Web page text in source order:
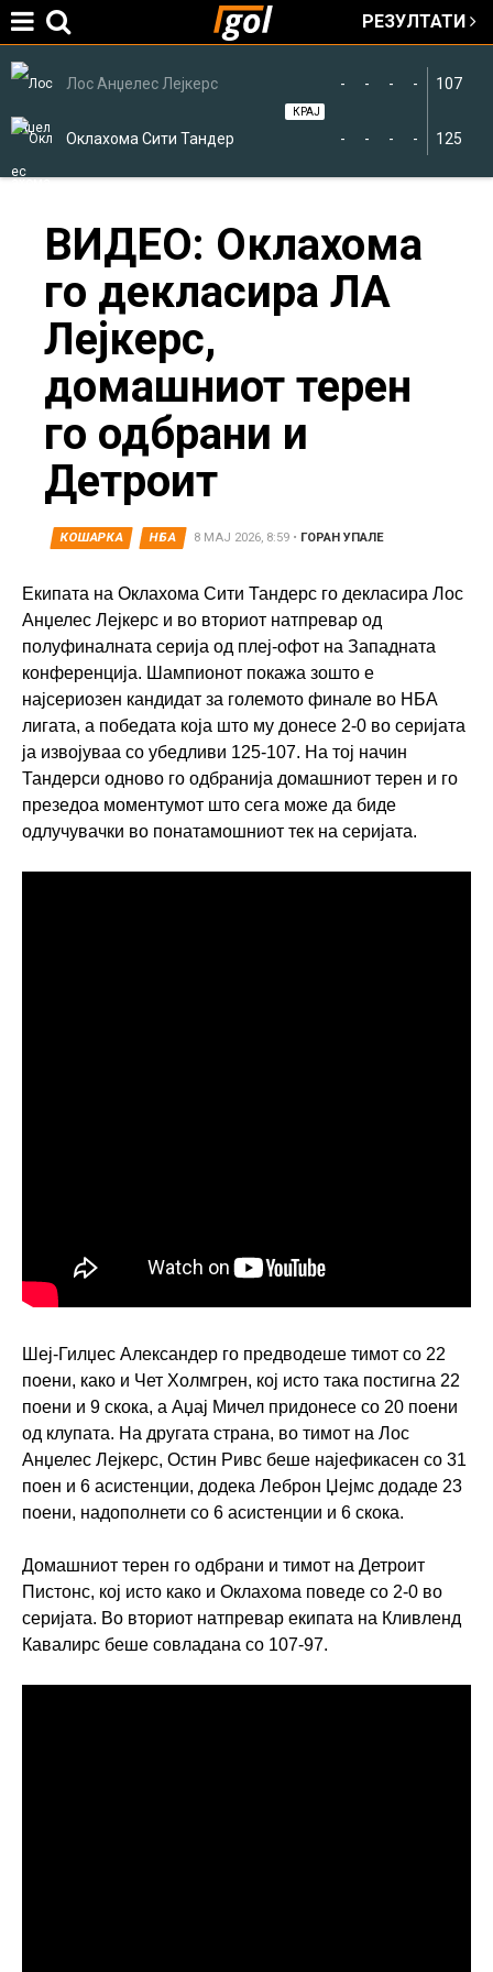
РЕЗУЛТАТИ
Лос Анџелес Лејкерс
Оклахома Сити Тандер
107
125
-
-
-
-
-
-
-
-
КРАЈ
here
ВИДЕО: Оклахома
го декласира ЛА
Лејкерс,
домашниот терен
го одбрани и
Детроит
КОШАРКА НБА 8 МАЈ 2026, 8:59 • ГОРАН УПАЛЕ
Екипата на Оклахома Сити Тандерс го декласира Лос
Анџелес Лејкерс и во вториот натпревар од
полуфиналната серија од плеј-офот на Западната
конференција. Шампионот покажа зошто е
најсериозен кандидат за големото финале во НБА
лигата, а победата која што му донесе 2-0 во серијата
ја извојуваа со убедливи 125-107. На тој начин
Тандерси одново го одбранија домашниот терен и го
презедоа моментумот што сега може да биде
одлучувачки во понатамошниот тек на серијата.
Шеј-Гилџес Александер го предводеше тимот со 22
поени, како и Чет Холмгрен, кој исто така постигна 22
поени и 9 скока, а Аџај Мичел придонесе со 20 поени
од клупата. На другата страна, во тимот на Лос
Анџелес Лејкерс, Остин Ривс беше најефикасен со 31
поен и 6 асистенции, додека Леброн Џејмс додаде 23
поени, надополнети со 6 асистенции и 6 скока.
Домашниот терен го одбрани и тимот на Детроит
Пистонс, кој исто како и Оклахома поведе со 2-0 во
серијата. Во вториот натпревар екипата на Кливленд
Кавалирс беше совладана со 107-97.